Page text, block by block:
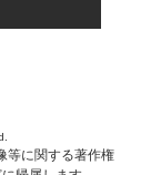
等に関する著作権